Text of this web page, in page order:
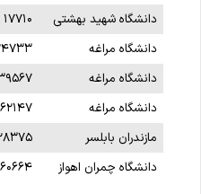
دانشگاه شهید بهشتی
۱۷۷۱۰
دانشگاه مراغه
۲۴۷۳۳
دانشگاه مراغه
۳۹۵۶۷
دانشگاه مراغه
۶۲۱۴۷
مازندران بابلسر
۲۸۳۷۵
دانشگاه چمران اهواز
۶۰۶۶۴